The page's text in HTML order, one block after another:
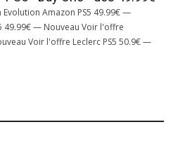
Evolution Amazon PS5 49.99€ —
49.99€ — Nouveau Voir l'offre
Voir l'offre Leclerc PS5 50.9€ —